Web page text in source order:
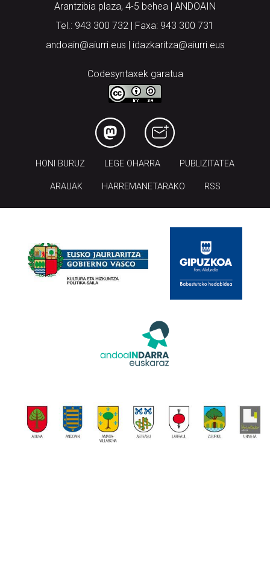
Arantzibia plaza, 4-5 behea | ANDOAIN
Tel.: 943 300 732 | Faxa: 943 300 731
andoain@aiurri.eus | idazkaritza@aiurri.eus
Codesyntaxek garatua
HONI BURUZ LEGE OHARRA PUBLIZITATEA
ARAUAK HARREMANETARAKO RSS